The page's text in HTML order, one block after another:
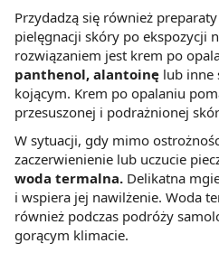
Przydadzą się również
pielęgnacji skóry po ekspozycji
rozwiązaniem jest krem po
panthenol, alantoinę lub inne
kojącym. Krem po opalaniu
przesuszonej i podrażnionej
W sytuacji, gdy mimo
zaczerwienienie lub uczucie
woda termalna. Delikatna
i wspiera jej nawilżenie. Woda
również podczas podróży
gorącym klimacie.